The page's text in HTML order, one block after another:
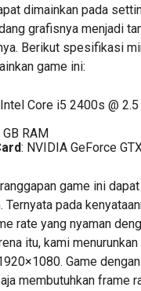
dimainkan pada
grafisnya menjadi
Berikut spesifikasi
game ini:
Core i5 2400s @
RAM
: NVIDIA GeForce
game ini
Ternyata pada
rate yang nyaman
itu, kami
Game
membutuhkan frame